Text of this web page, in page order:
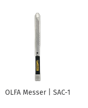
OLFA Messer | SAC-1